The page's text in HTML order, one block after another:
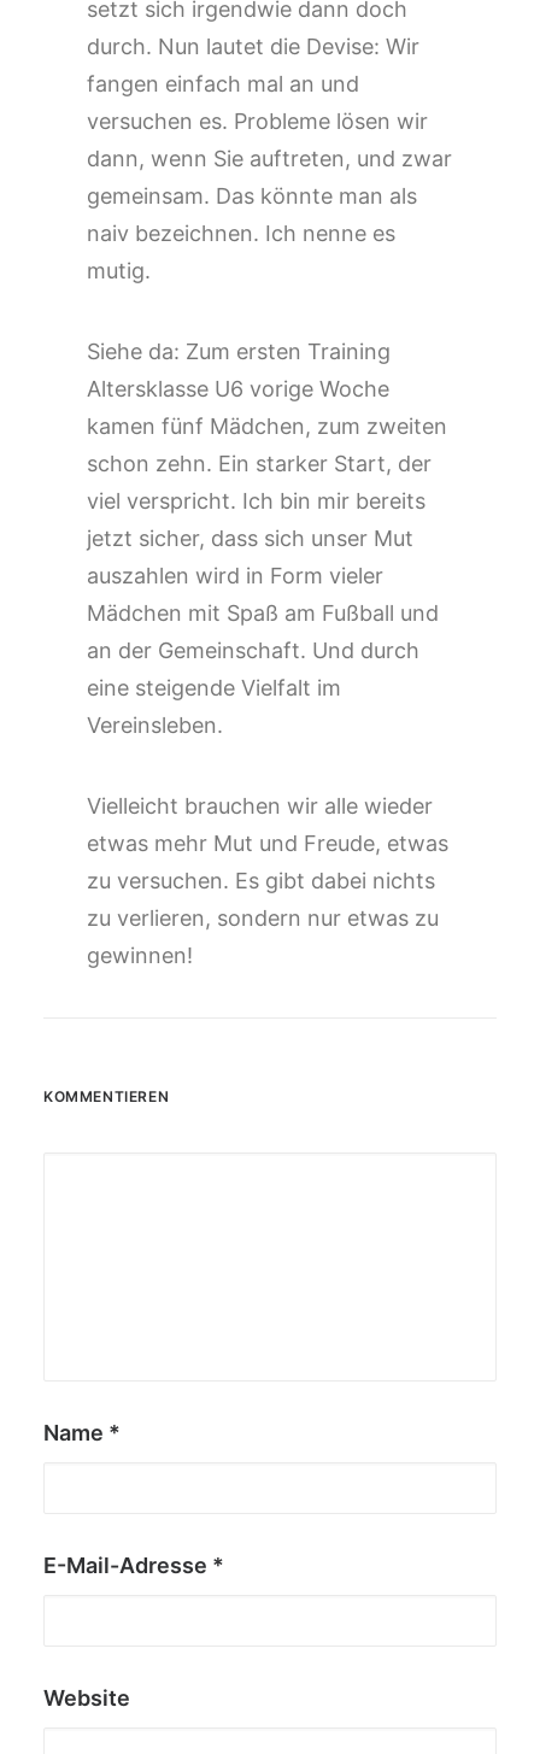
setzt sich irgendwie dann doch
durch. Nun lautet die Devise: Wir
fangen einfach mal an und
versuchen es. Probleme lösen wir
dann, wenn Sie auftreten, und zwar
gemeinsam. Das könnte man als
naiv bezeichnen. Ich nenne es
mutig.
Siehe da: Zum ersten Training
Altersklasse U6 vorige Woche
kamen fünf Mädchen, zum zweiten
schon zehn. Ein starker Start, der
viel verspricht. Ich bin mir bereits
jetzt sicher, dass sich unser Mut
auszahlen wird in Form vieler
Mädchen mit Spaß am Fußball und
an der Gemeinschaft. Und durch
eine steigende Vielfalt im
Vereinsleben.
Vielleicht brauchen wir alle wieder
etwas mehr Mut und Freude, etwas
zu versuchen. Es gibt dabei nichts
zu verlieren, sondern nur etwas zu
gewinnen!
KOMMENTIEREN
Name *
E-Mail-Adresse *
Website